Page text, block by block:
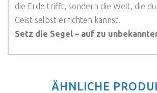
die Erde trifft, sondern die Welt, die
Geist selbst errichten kannst.
Setz die Segel – auf zu
ÄHNLICHE